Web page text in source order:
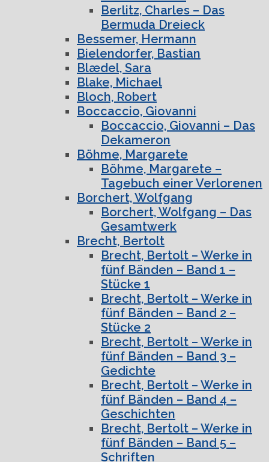
Berlitz, Charles – Das
Bermuda Dreieck
Bessemer, Hermann
Bielendorfer, Bastian
Blædel, Sara
Blake, Michael
Bloch, Robert
Boccaccio, Giovanni
Boccaccio, Giovanni – Das
Dekameron
Böhme, Margarete
Böhme, Margarete –
Tagebuch einer Verlorenen
Borchert, Wolfgang
Borchert, Wolfgang – Das
Gesamtwerk
Brecht, Bertolt
Brecht, Bertolt – Werke in
fünf Bänden – Band 1 –
Stücke 1
Brecht, Bertolt – Werke in
fünf Bänden – Band 2 –
Stücke 2
Brecht, Bertolt – Werke in
fünf Bänden – Band 3 –
Gedichte
Brecht, Bertolt – Werke in
fünf Bänden – Band 4 –
Geschichten
Brecht, Bertolt – Werke in
fünf Bänden – Band 5 –
Schriften